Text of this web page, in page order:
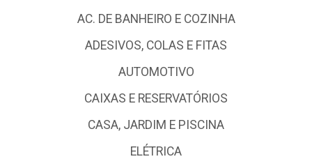
AC. DE BANHEIRO E COZINHA
ADESIVOS, COLAS E FITAS
AUTOMOTIVO
CAIXAS E RESERVATÓRIOS
CASA, JARDIM E PISCINA
ELÉTRICA